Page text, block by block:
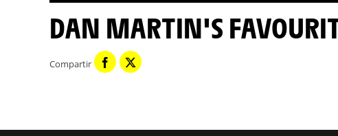
DAN MARTIN'S
Compartir